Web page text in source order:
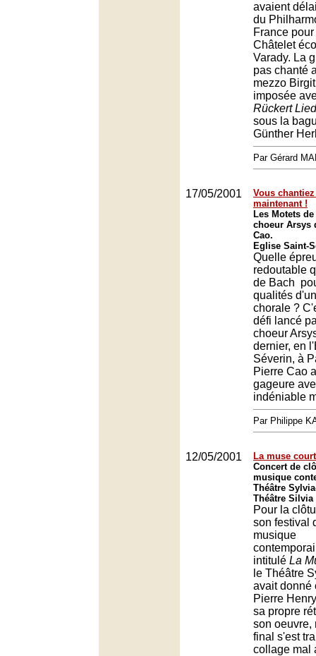
avaient
du
France
Châtelet
Varady. La
pas chanté
mezzo
imposée
Rückert
sous la
Günther
Par Gérard
17/05/2001
Vous
maintenant !
Les Motets
choeur Arsys
Cao.
Eglise Saint-
Quelle
redoutable
de Bach
qualités
chorale ?
défi lancé
choeur
dernier, en
Séverin, à
Pierre Cao
gageure
indéniable
Par Philippe
12/05/2001
La muse
Concert de
musique
Théâtre
Théâtre
Pour la
son festival
musique
intitulé La
le Théâtre
avait donné
Pierre
sa propre
son oeuvre,
final s'est
collage mal